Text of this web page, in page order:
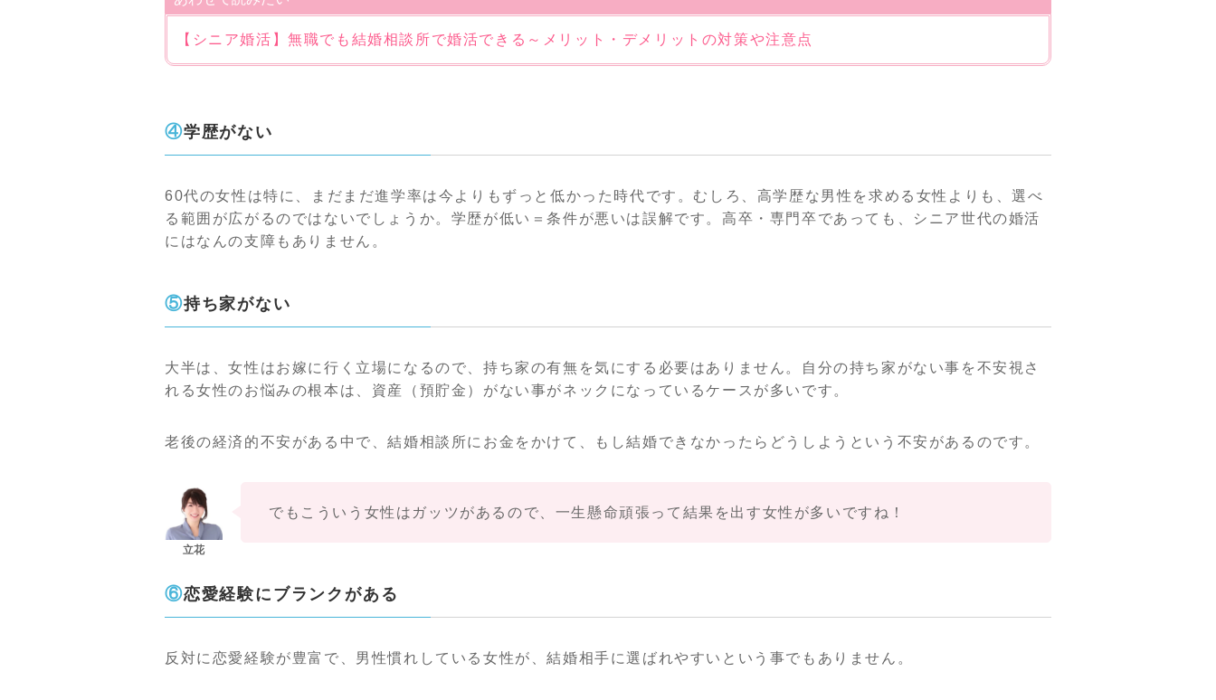
【シニア婚活】無職でも結婚相談所で婚活できる～メリット・デメリットの対策や注意点
④学歴がない
60代の女性は特に、まだまだ進学率は今よりもずっと低かった時代です。むしろ、高学歴な男性を求める女性よりも、選べ
る範囲が広がるのではないでしょうか。学歴が低い＝条件が悪いは誤解です。高卒・専門卒であっても、シニア世代の婚活
にはなんの支障もありません。
⑤持ち家がない
大半は、女性はお嫁に行く立場になるので、持ち家の有無を気にする必要はありません。自分の持ち家がない事を不安視さ
れる女性のお悩みの根本は、資産（預貯金）がない事がネックになっているケースが多いです。
老後の経済的不安がある中で、結婚相談所にお金をかけて、もし結婚できなかったらどうしようという不安があるのです。
でもこういう女性はガッツがあるので、一生懸命頑張って結果を出す女性が多いですね！
⑥恋愛経験にブランクがある
反対に恋愛経験が豊富で、男性慣れしている女性が、結婚相手に選ばれやすいという事でもありません。